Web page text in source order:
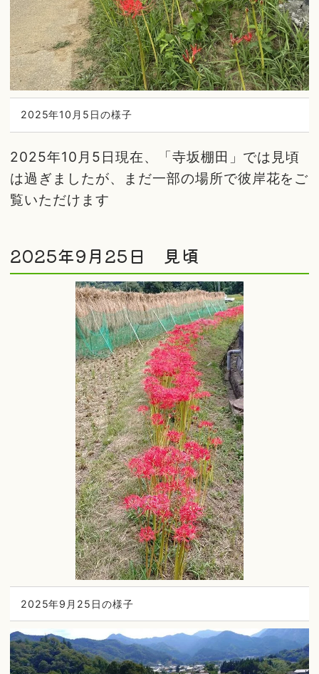
2025年10月5日の様子
2025年10月5日現在、「寺坂棚田」では見頃
は過ぎましたが、まだ一部の場所で彼岸花をご
覧いただけます
2025年9月25日 見頃
2025年9月25日の様子